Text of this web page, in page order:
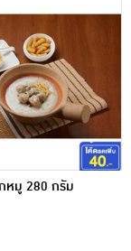
กหมู 280 กรัม